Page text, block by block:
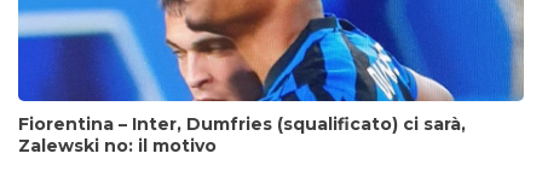
Fiorentina – Inter, Dumfries (squalificato) ci sarà,
Zalewski no: il motivo